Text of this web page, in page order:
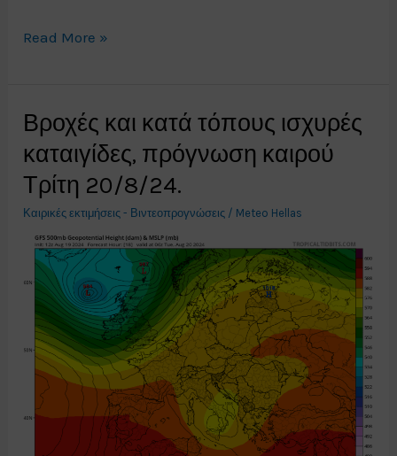
26/8/24.Εβδομάδα
Read More »
Βροχές και κατά τόπους ισχυρές
καταιγίδες, πρόγνωση καιρού
Τρίτη 20/8/24.
Καιρικές εκτιμήσεις - Βιντεοπρογνώσεις / Meteo Hellas